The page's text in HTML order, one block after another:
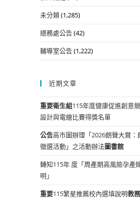
未分類(1,285)
總務處公告(42)
輔導室公告(1,222)
近期文章
重要衛生組115年度健康促進創意
設計與電繪比賽得獎名單
公告高市圖辦理「2026朗聲大賞：
徵選活動」之活動辦法圖書館
轉知115年 度「周產期高風險孕產
明」
重要115繁星推薦校內選填說明教